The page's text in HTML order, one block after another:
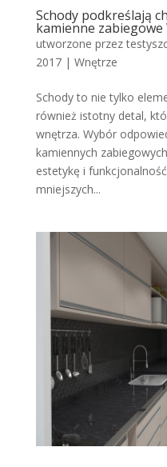
Schody podkreślają
kamienne zabiegowe
utworzone przez
2017| Wnętrze
Schody to nie tylko
również istotny detal,
wnętrza. Wybór
kamiennych
estetykę i
mniejszych...